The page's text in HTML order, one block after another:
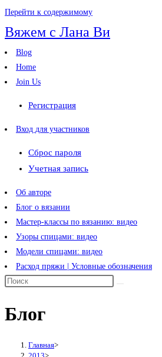
Перейти к содержимому
Вяжем с Лана Ви
Blog
Home
Join Us
Регистрация
Вход для участников
Сброс пароля
Учетная запись
Об авторе
Блог о вязании
Мастер-классы по вязанию: видео
Узоры спицами: видео
Модели спицами: видео
Расход пряжи | Условные обозначения
Блог
Главная>